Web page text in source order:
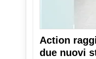
Action
due nuovi